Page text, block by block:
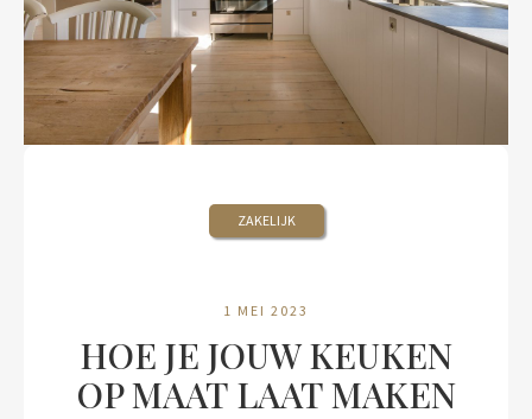
ZAKELIJK
1 MEI 2023
HOE JE JOUW KEUKEN
OP MAAT LAAT MAKEN